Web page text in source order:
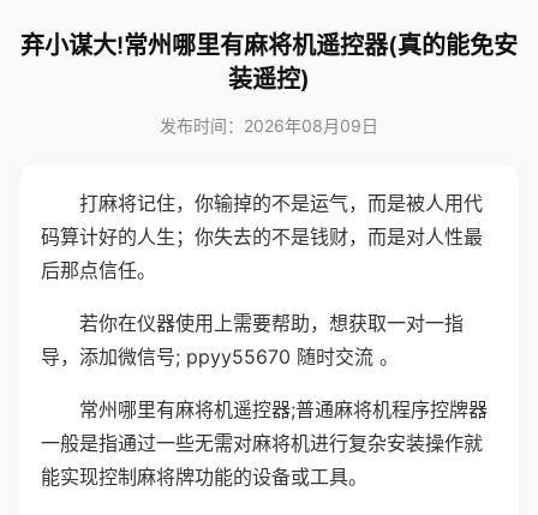
弃小谋大!常州哪里有麻将机遥控器(真的能免安
装遥控)
发布时间：2026年08月09日
打麻将记住，你输掉的不是运气，而是被人用代
码算计好的人生；你失去的不是钱财，而是对人性最
后那点信任。
若你在仪器使用上需要帮助，想获取一对一指
导，添加微信号; ppyy55670 随时交流 。
常州哪里有麻将机遥控器;普通麻将机程序控牌器
一般是指通过一些无需对麻将机进行复杂安装操作就
能实现控制麻将牌功能的设备或工具。